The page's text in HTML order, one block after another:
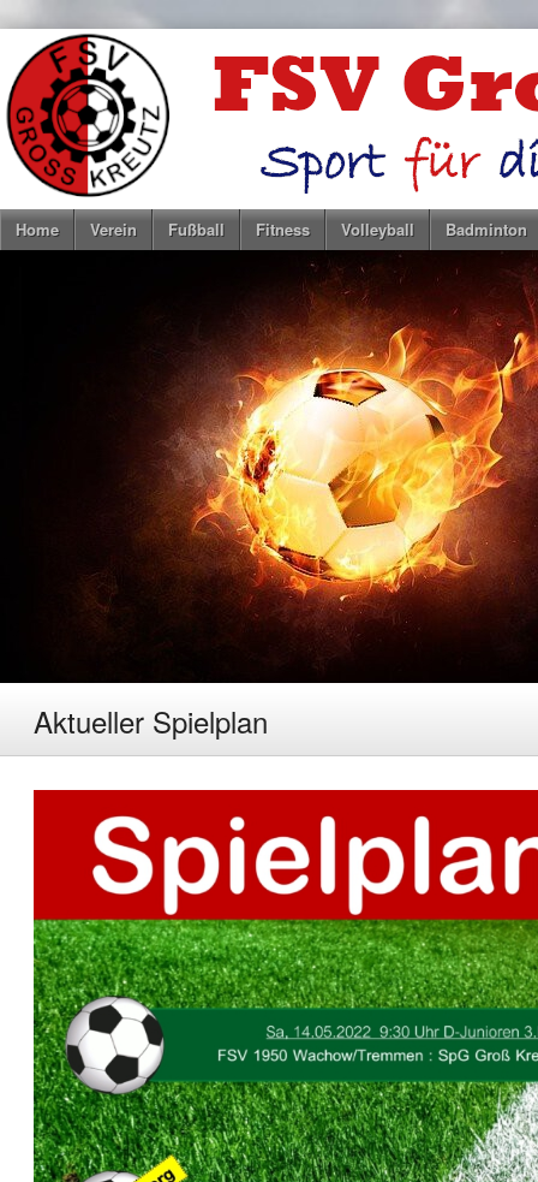
Home Verein Fußball Fitness Volleyball Badminton
Aktueller Spielplan